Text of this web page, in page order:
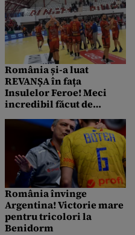
România și-a luat
REVANȘA în fața
Insulelor Feroe! Meci
incredibil făcut de
parade reușite
România învinge
Argentina! Victorie mare
pentru tricolori la
Benidorm